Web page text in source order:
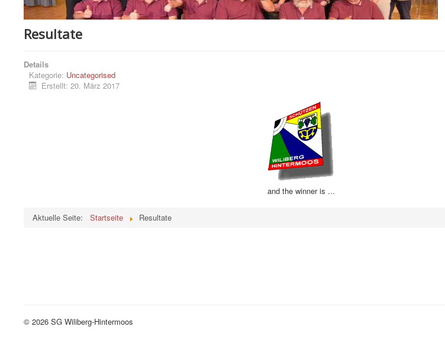
Resultate
Details
Kategorie: Uncategorised
Erstellt: 20. März 2017
and the winner is ...
Aktuelle Seite: Startseite Resultate
© 2026 SG Wiliberg-Hintermoos